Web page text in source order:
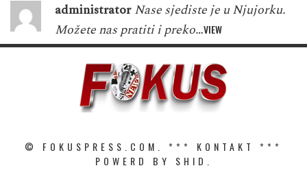
administrator Nase sjediste je u Njujorku.
Možete nas pratiti i preko…VIEW
© FOKUSPRESS.COM. *** KONTAKT
***
POWERD BY SHID.